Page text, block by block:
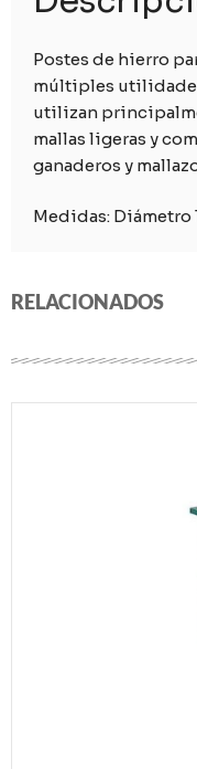
Postes de hierro
múltiples
utilizan
mallas ligeras y
ganaderos y
Medidas: Diámetro
RELACIONADOS